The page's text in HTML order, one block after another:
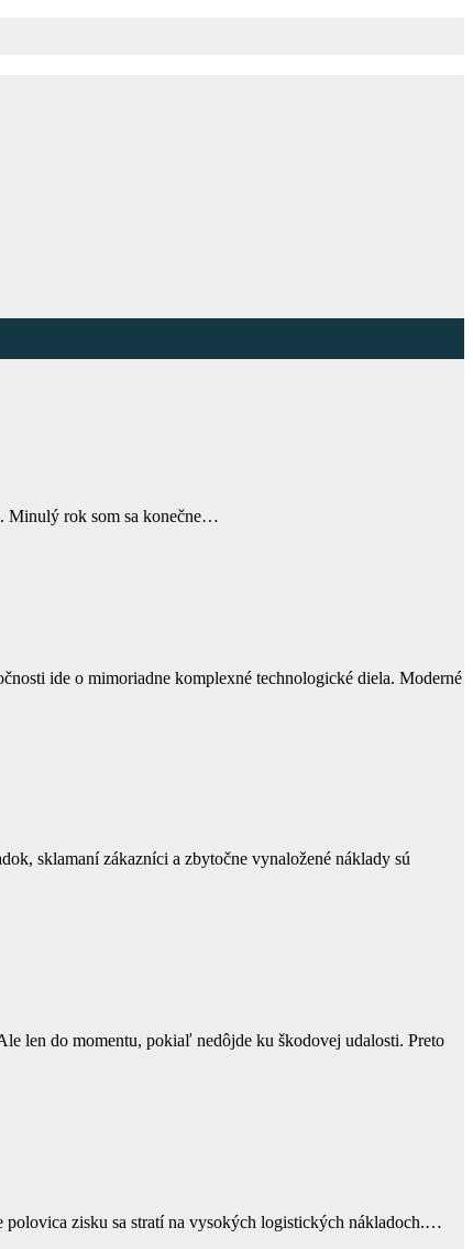
Minulý rok som sa konečne…
ide o mimoriadne komplexné technologické diela. Moderné
sklamaní zákazníci a zbytočne vynaložené náklady sú
len do momentu, pokiaľ nedôjde ku škodovej udalosti. Preto
polovica zisku sa stratí na vysokých logistických nákladoch.…